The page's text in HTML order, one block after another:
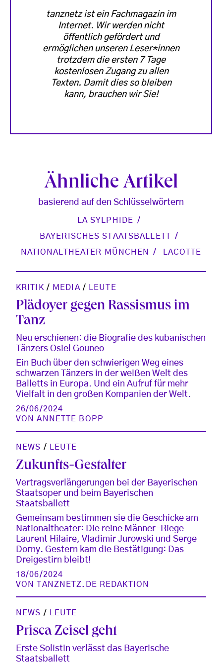
tanznetz ist ein Fachmagazin im
Internet. Wir werden nicht
öffentlich gefördert und
ermöglichen unseren Leser*innen
trotzdem die ersten 7 Tage
kostenlosen Zugang zu allen
Texten. Damit dies so bleiben
kann, brauchen wir Sie!
Ähnliche Artikel
basierend auf den Schlüsselwörtern
LA SYLPHIDE
BAYERISCHES STAATSBALLETT
NATIONALTHEATER MÜNCHEN
LACOTTE
KRITIK / MEDIA / LEUTE
Plädoyer gegen Rassismus im
Tanz
Neu erschienen: die Biografie des kubanischen
Tänzers Osiel Gouneo
Ein Buch über den schwierigen Weg eines
schwarzen Tänzers in der weißen Welt des
Balletts in Europa. Und ein Aufruf für mehr
Vielfalt in den großen Kompanien der Welt.
26/06/2024
VONANNETTE BOPP
NEWS / LEUTE
Zukunfts-Gestalter
Vertragsverlängerungen bei der Bayerischen
Staatsoper und beim Bayerischen
Staatsballett
Gemeinsam bestimmen sie die Geschicke am
Nationaltheater: Die reine Männer-Riege
Laurent Hilaire, Vladimir Jurowski und Serge
Dorny. Gestern kam die Bestätigung: Das
Dreigestirn bleibt!
18/06/2024
VON
TANZNETZ.DE REDAKTION
NEWS / LEUTE
Prisca Zeisel geht
Erste Solistin verlässt das Bayerische
Staatsballett